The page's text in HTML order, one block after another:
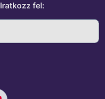
Iratkozz fel: